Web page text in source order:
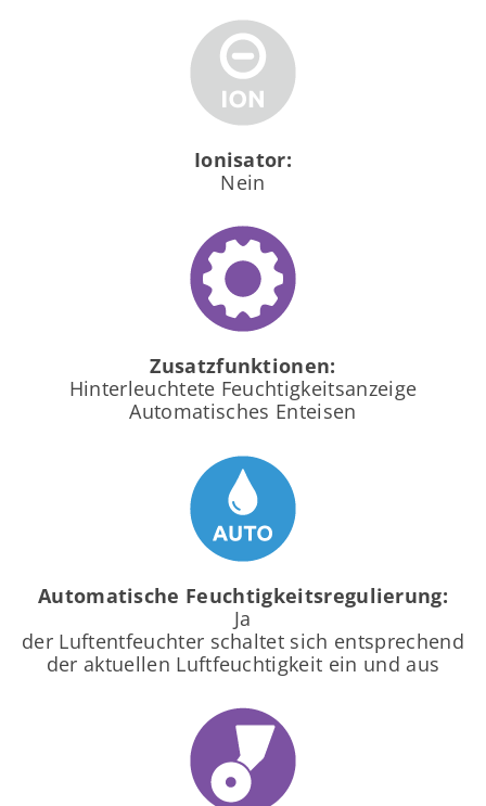
Ionisator:
Nein
Zusatzfunktionen:
Hinterleuchtete Feuchtigkeitsanzeige
Automatisches Enteisen
Automatische Feuchtigkeitsregulierung:
Ja
der Luftentfeuchter schaltet sich entsprechend
der aktuellen Luftfeuchtigkeit ein und aus